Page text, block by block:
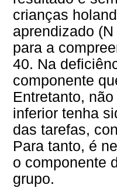
crianças
aprendizado
para a
40. Na
componente
Entretanto,
inferior tenha
das tarefas,
Para tanto, é
o componente
grupo.